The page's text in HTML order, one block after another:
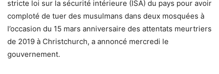
stricte loi sur la sécurité intérieure (ISA) du pays pour avoir
comploté de tuer des musulmans dans deux mosquées à
l’occasion du 15 mars anniversaire des attentats meurtriers
de 2019 à Christchurch, a annoncé mercredi le
gouvernement.